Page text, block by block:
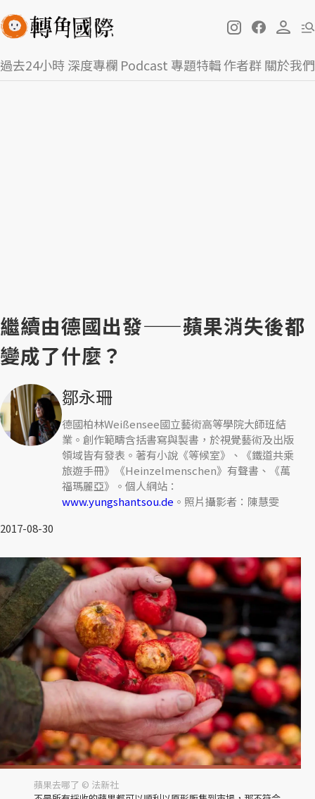
過去24小時深度專欄 Podcast 專題特輯作者群關於我們
繼續由德國出發——蘋果消失後都
變成了什麼？
鄒永珊
德國柏林Weißensee國立藝術高等學院大師班結
業。創作範疇含括書寫與製書，於視覺藝術及出版
領域皆有發表。著有小說《等候室》、《鐵道共乘
旅遊手冊》《Heinzelmenschen》有聲書、《萬
福瑪麗亞》。個人網站：
www.yungshantsou.de 。照片攝影者：陳慧雯
2017-08-30
蘋果去哪了 © 法新社